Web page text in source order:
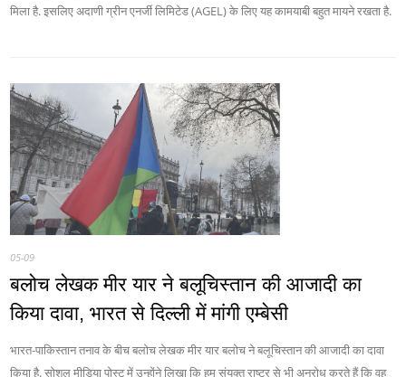
मिला है. इसलिए अदाणी ग्रीन एनर्जी लिमिटेड (AGEL) के लिए यह कामयाबी बहुत मायने रखता है.
05-09
बलोच लेखक मीर यार ने बलूचिस्तान की आजादी का
किया दावा, भारत से दिल्ली में मांगी एम्बेसी
भारत-पाकिस्तान तनाव के बीच बलोच लेखक मीर यार बलोच ने बलूचिस्तान की आजादी का दावा
किया है. सोशल मीडिया पोस्ट में उन्होंने लिखा कि हम संयुक्त राष्ट्र से भी अनुरोध करते हैं कि वह